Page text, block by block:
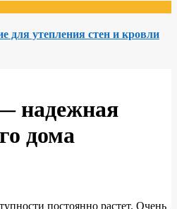
для утепления стен и кровли
надежная
дома
постоянно растет. Очень